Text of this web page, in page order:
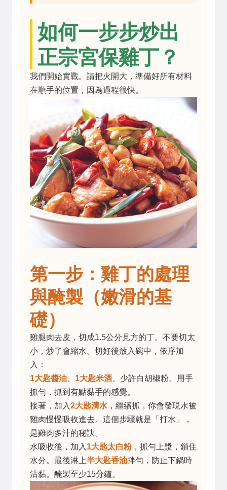
如何一步步炒出
正宗宮保雞丁？
我們開始實戰。請把火開大，準備好所有材料
在順手的位置，因為過程很快。
第一步：雞丁的處理
與醃製（嫩滑的基
礎）
雞腿肉去皮，切成1.5公分見方的丁。不要切太
小，炒了會縮水。切好後放入碗中，依序加
入：
1大匙醬油
1大匙米酒 、少許白胡椒粉。用手
抓勻，抓到有點黏手的感覺。
接著，加入2大匙清水 ，繼續抓，你會發現水被
雞肉慢慢吸收進去。這個步驟就是「打水」，
是雞肉多汁的秘訣。
水吸收後，加入 1大匙太白粉，抓勻上漿，鎖住
水分。最後淋上半大匙香油拌勻，防止下鍋時
沾黏。醃製至少15分鐘。